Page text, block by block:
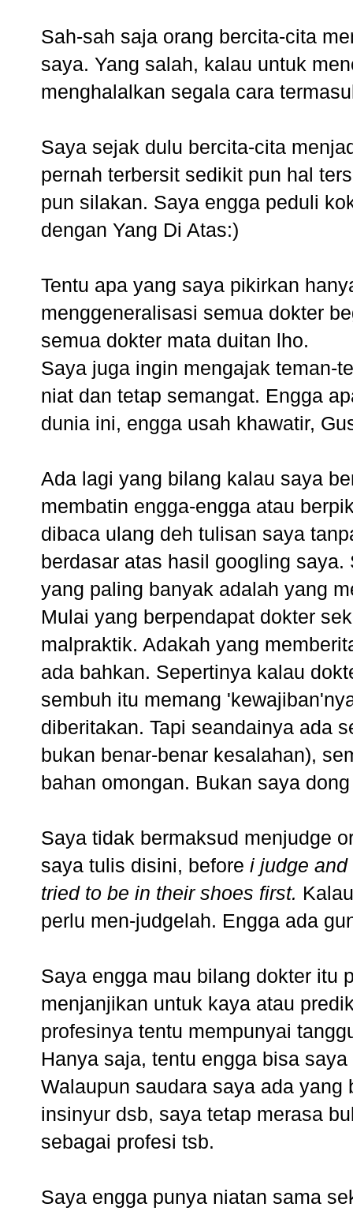
Sah-sah saja orang bercita-cita
saya. Yang salah, kalau untuk
menghalalkan segala cara
Saya sejak dulu bercita-cita
pernah terbersit sedikit pun hal
pun silakan. Saya engga peduli
dengan Yang Di Atas:)
Tentu apa yang saya pikirkan
menggeneralisasi semua dokter
semua dokter mata duitan lho.
Saya juga ingin mengajak teman-
niat dan tetap semangat. Engga
dunia ini, engga usah khawatir,
Ada lagi yang bilang kalau saya
membatin engga-engga atau
dibaca ulang deh tulisan saya
berdasar atas hasil googling
yang paling banyak adalah yang
Mulai yang berpendapat dokter
malpraktik. Adakah yang
ada bahkan. Sepertinya kalau
sembuh itu memang
diberitakan. Tapi seandainya ada
bukan benar-benar kesalahan),
bahan omongan. Bukan saya
Saya tidak bermaksud menjudge
saya tulis disini, before i judge
tried to be in their shoes first.
perlu men-judgelah. Engga ada
Saya engga mau bilang dokter itu
menjanjikan untuk kaya atau
profesinya tentu mempunyai
Hanya saja, tentu engga bisa
Walaupun saudara saya ada
insinyur dsb, saya tetap merasa
sebagai profesi tsb.
Saya engga punya niatan sama